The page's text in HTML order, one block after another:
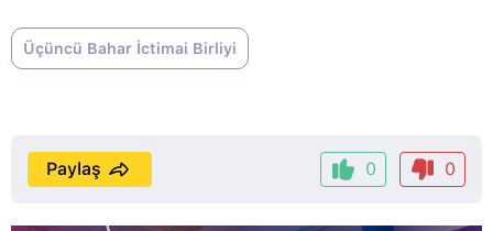
Üçüncü Bahar İctimai Birliyi
0 0
Paylaş